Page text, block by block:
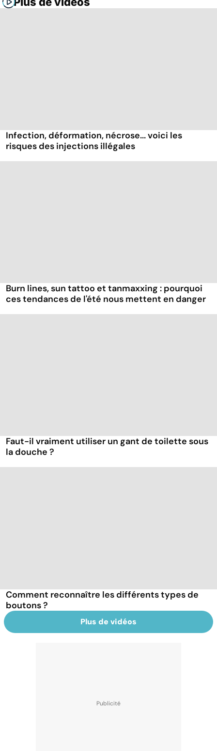
Infection, déformation, nécrose... voici les
risques des injections illégales
Burn lines, sun tattoo et tanmaxxing : pourquoi
ces tendances de l'été nous mettent en danger
Faut-il vraiment utiliser un gant de toilette sous
la douche ?
Comment reconnaître les différents types de
boutons ?
Plus de vidéos